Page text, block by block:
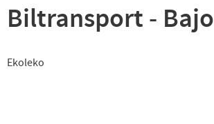
Biltransport - Bajo
Ekoleko